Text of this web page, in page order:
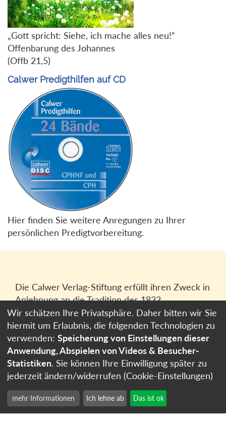
„Gott spricht: Siehe, ich mache alles neu!“
Offenbarung des Johannes
(Offb 21,5)
Calwer Predigthilfen auf CD
Hier finden Sie weitere Anregungen zu Ihrer
persönlichen Predigtvorbereitung.
Die Calwer Verlag-Stiftung erfüllt ihren Zweck in
Anlehnung an die Tradition des 1832
gegründeten Calwer Verlagsvereins, der
heutigen Calwer Verlag Bücher und Medien
GmbHin Stuttgart.
Impressum
Datenschutzerklärung
Cookie-Einstellungen
Wir schätzen Ihre Privatsphäre. Daher bitten wir Sie
hiermit um Erlaubnis, die folgenden Technologien zu
verwenden: Speicherung von Einstellungen dieser
Anwendung, Abspielen von Videos & Besucher-
Statistiken. Sie können Ihre Einwilligung später zu
jederzeit ändern/widerrufen (Cookie-Einstellungen)
mehr Informationen Ich lehne ab Das ist ok